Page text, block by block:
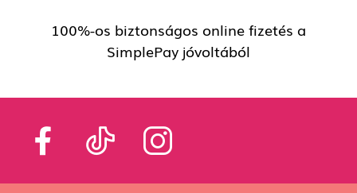
100%-os biztonságos online fizetés a
SimplePay jóvoltából